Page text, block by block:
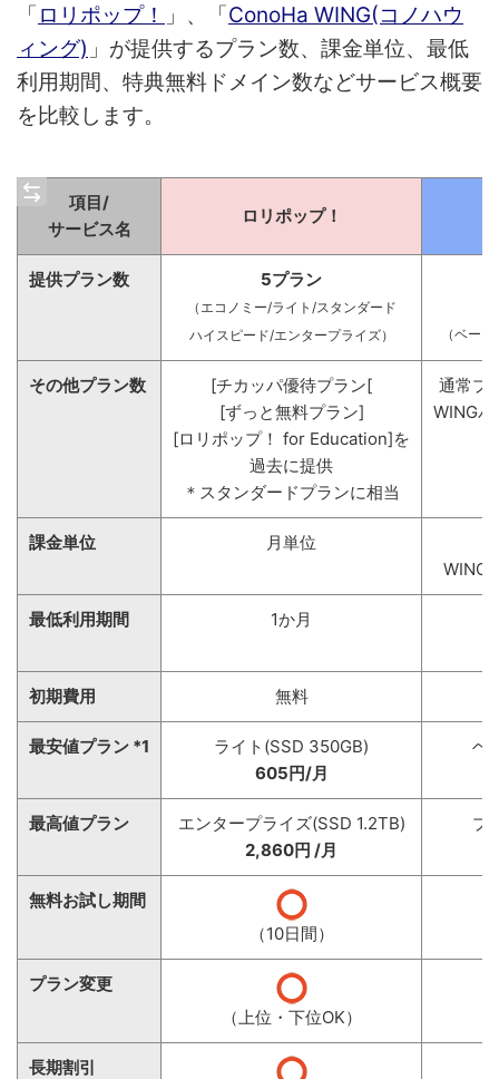
「 ロリポップ！ 」、「ConoHa WING(コノハウ
ィング) 」が提供するプラン数、課金単位、最低
利用期間、特典無料ドメイン数などサービス概要
を比較します。
項目/
サービス名
ロリポップ！
提供プラン数 5プラン
（エコノミー/ライト /スタンダード
ハイスピード/エンタープライズ）
（ベー
その他プラン数
[チカッパ優待プラン[
[ずっと無料プラン]
[ロリポップ！ for Education]を
過去に提供
＊スタンダードプランに相当
通常プ
WING
課金単位 月単位
WING
最低利用期間
1か月
初期費用 無料
最安値プラン *1
ライト(SSD 350GB)
605円/月
ベ
最高値プラン
エンタープライズ(SSD 1.2TB)
2,860円 /月
プ
無料お試し期間
（10日間）
プラン変更
（上位・下位OK）
長期割引